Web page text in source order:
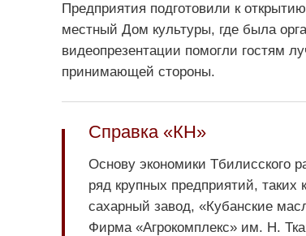
Предприятия подготовили к
местный Дом культуры, где была
видеопрезентации помогли гостям
принимающей стороны.
Справка «КН»
Основу экономики Тбилисского
ряд крупных предприятий, таких
сахарный завод, «Кубанские
Фирма «Агрокомплекс» им. Н.